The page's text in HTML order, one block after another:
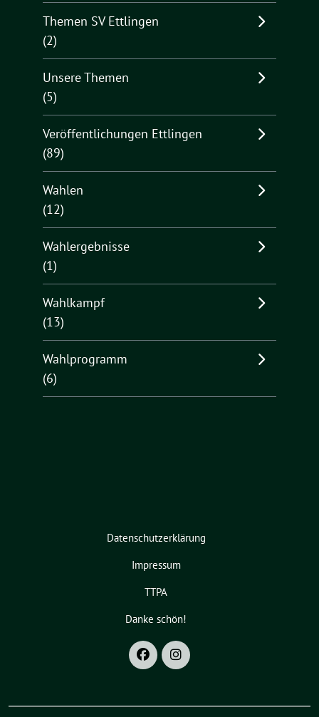
Themen SV Ettlingen
(2)
Unsere Themen
(5)
Veröffentlichungen Ettlingen
(89)
Wahlen
(12)
Wahlergebnisse
(1)
Wahlkampf
(13)
Wahlprogramm
(6)
Datenschutzerklärung
Impressum
TTPA
Danke schön!